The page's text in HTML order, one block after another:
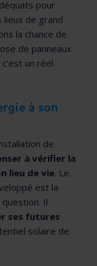
pour
lieux de grand
la chance de
de panneaux
un réel
à son
de
à vérifier la
lieu de vie. Le
est la
Il
ses futures
solaire de